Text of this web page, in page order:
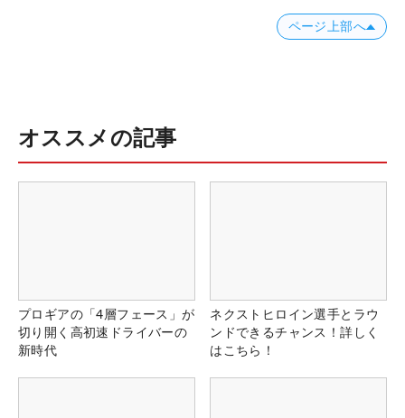
ページ上部へ
オススメの記事
プロギアの「4層フェース」が
切り開く高初速ドライバーの
新時代
ネクストヒロイン選手とラウ
ンドできるチャンス！詳しく
はこちら！